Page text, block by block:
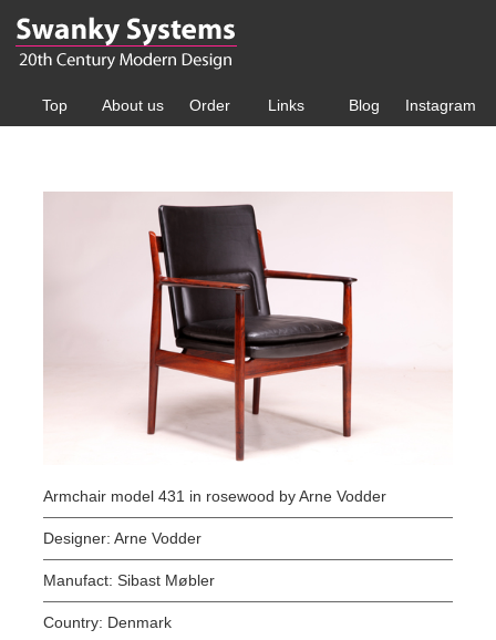
Top About us Order Links Blog Instagram
Armchair model 431 in rosewood by Arne Vodder
Designer: Arne Vodder
Manufact: Sibast Møbler
Country: Denmark